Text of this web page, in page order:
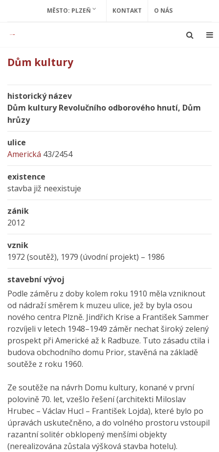
MĚSTO: PLZEŇ KONTAKT O NÁS
Dům kultury
historický název
Dům kultury Revolučního odborového hnutí, Dům
hrůzy
ulice
Americká 43/2454
existence
stavba již neexistuje
zánik
2012
vznik
1972 (soutěž), 1979 (úvodní projekt) – 1986
stavební vývoj
Podle záměru z doby kolem roku 1910 měla vzniknout
od nádraží směrem k muzeu ulice, jež by byla osou
nového centra Plzně. Jindřich Krise a František Sammer
rozvíjeli v letech 1948–1949 záměr nechat široký zelený
prospekt při Americké až k Radbuze. Tuto zásadu ctila i
budova obchodního domu Prior, stavěná na základě
soutěže z roku 1960.
Ze soutěže na návrh Domu kultury, konané v první
polovině 70. let, vzešlo řešení (architekti Miloslav
Hrubec – Václav Hucl – František Lojda), které bylo po
úpravách uskutečněno, a do volného prostoru vstoupil
razantní solitér obklopený menšími objekty
(nerealizována zůstala výšková stavba hotelu).